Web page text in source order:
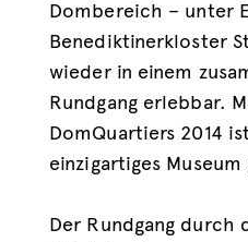
Dombereich – unter
Benediktinerkloster
wieder in einem
Rundgang erlebbar.
DomQuartiers 2014
einzigartiges
Der Rundgang durch